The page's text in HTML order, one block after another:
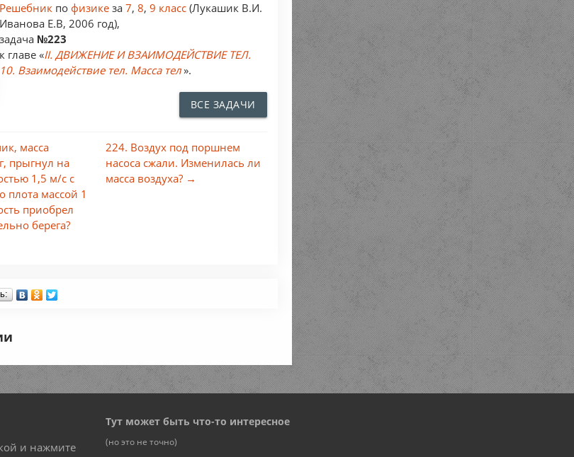
Решебник пофизикеза7,8,9 класс (Лукашик В.И.
Иванова Е.В, 2006 год),
задача №223
к главе «II. ДВИЖЕНИЕ И ВЗАИМОДЕЙСТВИЕ ТЕЛ.
10. Взаимодействие тел. Масса тел».
ВСЕ ЗАДАЧИ
масса
прыгнул на
1,5 м/с с
плота массой 1
приобрел
берега?
224. Воздух под поршнем
насоса сжали. Изменилась ли
масса воздуха? →
и нажмите
Тут может быть что-то интересное
(но это не точно)